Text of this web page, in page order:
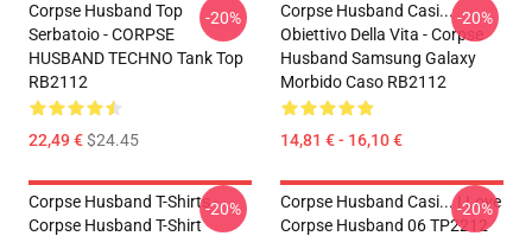
Corpse Husband Top
Serbatoio - CORPSE
HUSBAND TECHNO Tank Top
RB2112
22,49 €$24.45
-20%
Corpse Husband Casi...
Obiettivo Della Vita - Corpse
Husband Samsung Galaxy
Morbido Caso RB2112
14,81 € - 16,10 €
-20%
Corpse Husband T-Shirts -
Corpse Husband T-Shirt
-20%
Corpse Husband Casi... I Love
Corpse Husband 06 TP2212
-20%